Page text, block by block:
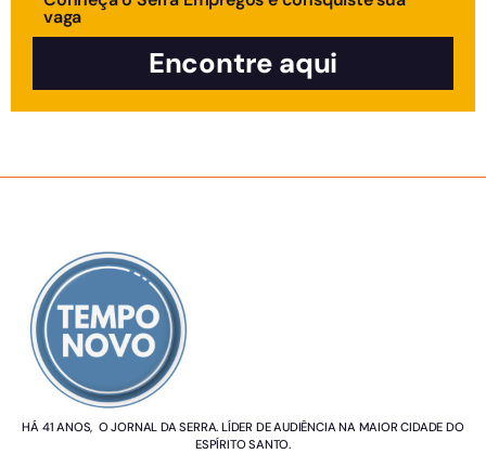
vaga
Encontre aqui
HÁ 41 ANOS, O JORNAL DA SERRA. LÍDER DE AUDIÊNCIA NA MAIOR CIDADE DO
ESPÍRITO SANTO.